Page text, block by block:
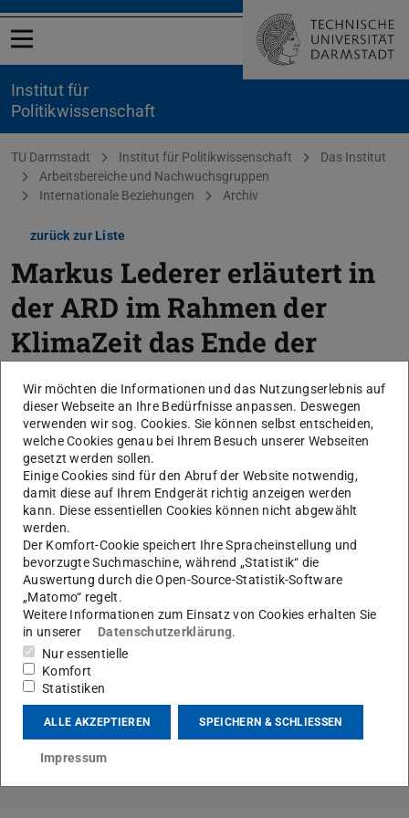
Menü öffnen
Institut für
Politikwissenschaft
Sie befinden sich hier:
TU Darmstadt Institut für Politikwissenschaft
Das Institut
Arbeitsbereiche und Nachwuchsgruppen
Internationale Beziehungen
Archiv
zurück zur Liste
Markus Lederer erläutert in
der ARD im Rahmen der
KlimaZeit das Ende der
Ampelkoalition und ihre
Bilanz in der Klimapolitik
02.12.2024
Markus Lederer erläutert in der ARD im Rahmen der
KlimaZeitdas Ende der Ampelkoalition und ihre Bilanz in
der Klimapolitik
Forschungsschwerpunkt: Transformation der
Energie- und Klimapolitik
Arbeitsbereich Internationale Beziehungen
KONTAKT
Wir möchten die Informationen und das Nutzungserlebnis auf
dieser Webseite an Ihre Bedürfnisse anpassen. Deswegen
verwenden wir sog. Cookies. Sie können selbst entscheiden,
welche Cookies genau bei Ihrem Besuch unserer Webseiten
gesetzt werden sollen.
Einige Cookies sind für den Abruf der Website notwendig,
damit diese auf Ihrem Endgerät richtig anzeigen werden
kann. Diese essentiellen Cookies können nicht abgewählt
werden.
Der Komfort-Cookie speichert Ihre Spracheinstellung und
bevorzugte Suchmaschine, während „Statistik“ die
Auswertung durch die Open-Source-Statistik-Software
„Matomo“ regelt.
Weitere Informationen zum Einsatz von Cookies erhalten Sie
in unserer
Datenschutzerklärung.
Nur essentielle
Komfort
Statistiken
ALLE AKZEPTIEREN SPEICHERN & SCHLIESSEN
Impressum